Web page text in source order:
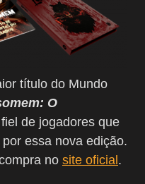
título do Mundo
O
de jogadores que
essa nova edição.
no site oficial.